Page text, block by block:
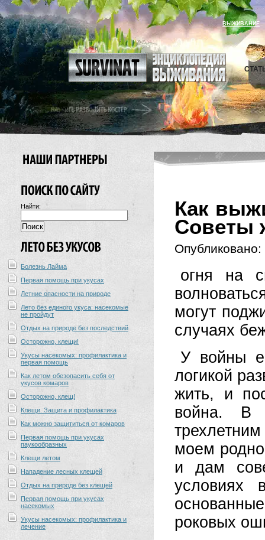
ВЫЖИВАНИЕ
Найти:
Болезнь Лайма
Первая помощь при укусах
Летние опасности на природе
Лето без единого укуса: насекомые
не пройдут
Отдых на природе без последствий
Осторожно, клещи!
Укусы насекомых: профилактика и
первая помощь
Как летом обезопасить себя от
укусов комаров
Осторожно, клещ!
Клещи. Защита и профилактика
Как можно защититься от комаров
Первая помощь при укусах
паукообразных
Клещи летом
Нападение лесных клещей
Отдых на природе без клещей
Первая помощь при укусах
насекомых
Укусы насекомых: профилактика и
лечение
Как
Советы
Опубликовано:
огня на
могут
случаях
У войны
логикой
жить, и
война. В
моем
и дам
условиях
роковых